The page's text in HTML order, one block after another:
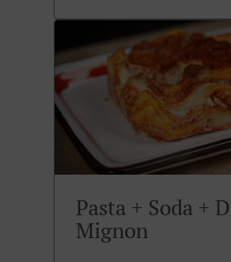
Pasta + Soda +
Mignon